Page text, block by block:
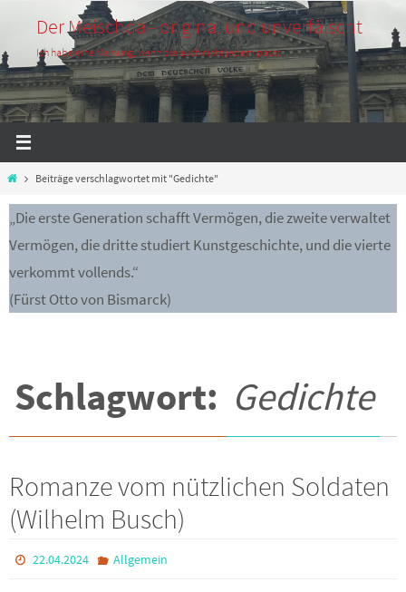
springen
Der Meischda - original und unverfälscht
Ich habe eine Meinung, wenn die auch nicht jedem passt
StartBeiträge verschlagwortet mit "Gedichte"
„Die erste Generation schafft Vermögen, die zweite verwaltet
Vermögen, die dritte studiert Kunstgeschichte, und die vierte
verkommt vollends.“
(Fürst Otto von Bismarck)
Schlagwort: Gedichte
Romanze vom nützlichen Soldaten
(Wilhelm Busch)
22.04.2024 Allgemein